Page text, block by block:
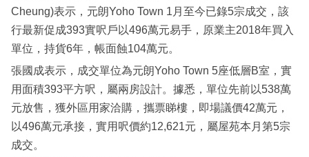
Cheung)表示，元朗Yoho Town 1月至今已錄5宗成交，該
行最新促成393實呎戶以496萬元易手，原業主2018年買入
單位，持貨6年，帳面蝕104萬元。
張國成表示，成交單位為元朗Yoho Town 5座低層B室，實
用面積393平方呎，屬兩房設計。據悉，單位先前以538萬
元放售，獲外區用家洽購，攜票睇樓，即場議價42萬元，
以496萬元承接，實用呎價約12,621元，屬屋苑本月第5宗
成交。